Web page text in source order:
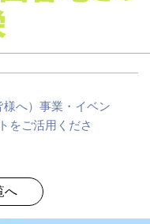
様へ）事業・イベン
をご活用くださ
へ